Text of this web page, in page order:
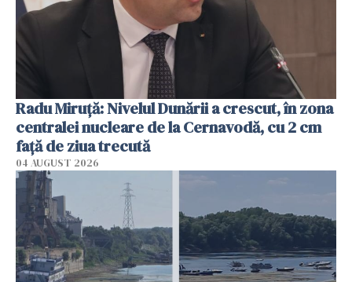
Radu Miruţă: Nivelul Dunării a crescut, în zona
centralei nucleare de la Cernavodă, cu 2 cm
faţă de ziua trecută
04 AUGUST 2026